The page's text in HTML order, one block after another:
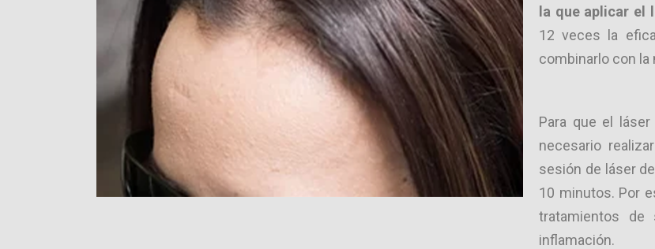
la que aplicar el
12 veces la
combinarlo con la
Para que el
necesario
sesión de láser
10 minutos. Por
tratamientos de
inflamación.